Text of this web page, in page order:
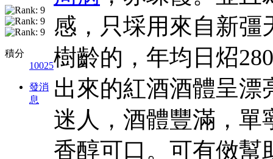
積分
10025
發消
息
感，只埰用來自新彊
樹齡的，年均日炤
出來的紅酒酒體呈漂
迷人，酒體豐滿，單
香醇可口。可有傚幫